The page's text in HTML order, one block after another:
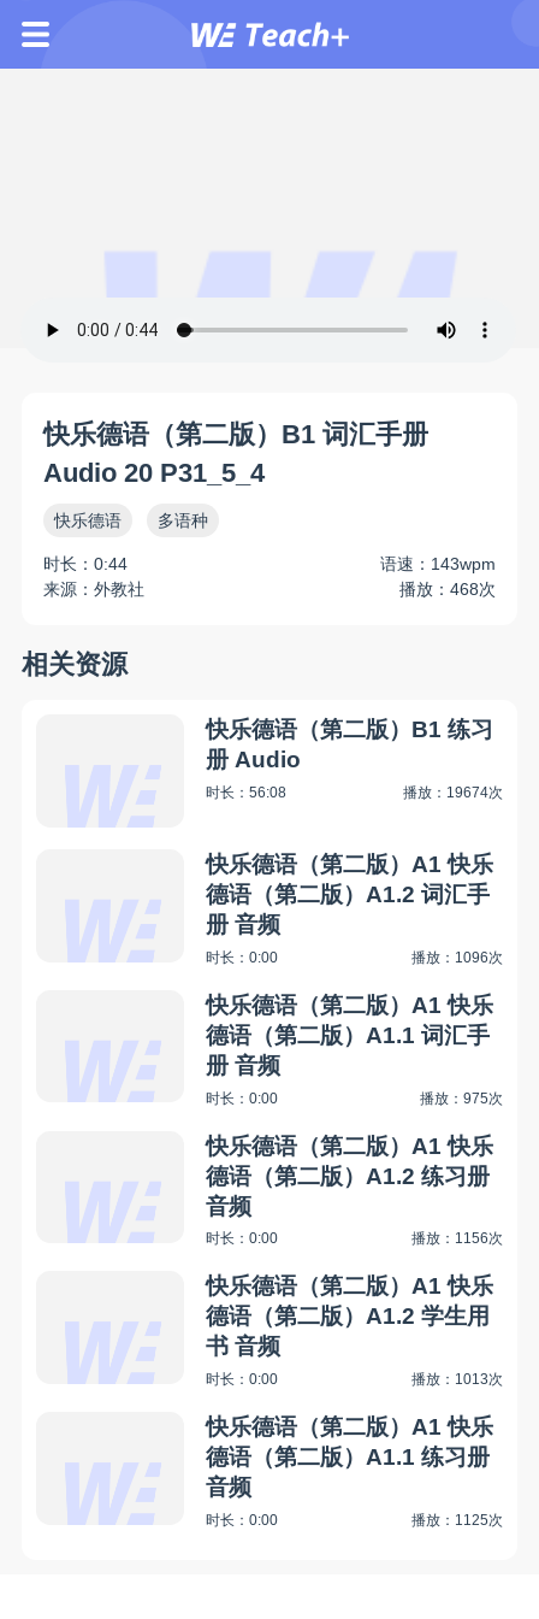
快乐德语（第二版）B1 词汇手册
Audio 20 P31_5_4
快乐德语 多语种
时长：0:44
语速：143wpm
来源：外教社
播放：468次
相关资源
快乐德语（第二版）B1 练习
册 Audio
时长：56:08 播放：19674次
快乐德语（第二版）A1 快乐
德语（第二版）A1.2 词汇手
册 音频
时长：0:00 播放：1096次
快乐德语（第二版）A1 快乐
德语（第二版）A1.1 词汇手
册 音频
时长：0:00 播放：975次
快乐德语（第二版）A1 快乐
德语（第二版）A1.2 练习册
音频
时长：0:00 播放：1156次
快乐德语（第二版）A1 快乐
德语（第二版）A1.2 学生用
书 音频
时长：0:00 播放：1013次
快乐德语（第二版）A1 快乐
德语（第二版）A1.1 练习册
音频
时长：0:00 播放：1125次